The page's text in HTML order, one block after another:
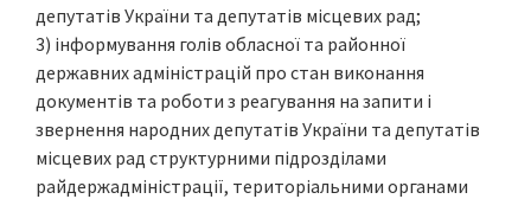
депутатів України та депутатів місцевих рад;
3) інформування голів обласної та районної
державних адміністрацій про стан виконання
документів та роботи з реагування на запити і
звернення народних депутатів України та депутатів
місцевих рад структурними підрозділами
райдержадміністрації, територіальними органами